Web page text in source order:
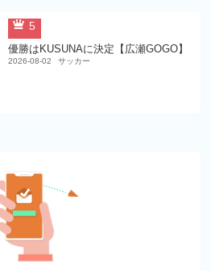
5
優勝はKUSUNAに決定【広瀬GOGO】
2026-08-02 サッカー